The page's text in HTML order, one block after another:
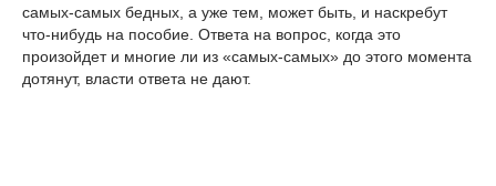
самых-самых бедных, а уже тем, может быть, и наскребут
что-нибудь на пособие. Ответа на вопрос, когда это
произойдет и многие ли из «самых-самых» до этого момента
дотянут, власти ответа не дают.